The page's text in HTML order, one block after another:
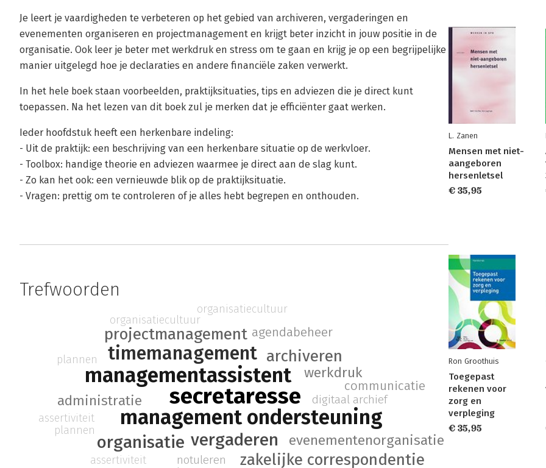
Je leert je vaardigheden te verbeteren op het gebied van archiveren, vergaderingen en
evenementen organiseren en projectmanagement en krijgt beter inzicht in jouw positie in de
organisatie. Ook leer je beter met werkdruk en stress om te gaan en krijg je op een begrijpelijke
manier uitgelegd hoe je declaraties en andere financiële zaken verwerkt.
In het hele boek staan voorbeelden, praktijksituaties, tips en adviezen die je direct kunt
toepassen. Na het lezen van dit boek zul je merken dat je efficiënter gaat werken.
Ieder hoofdstuk heeft een herkenbare indeling:
- Uit de praktijk: een beschrijving van een herkenbare situatie op de werkvloer.
- Toolbox: handige theorie en adviezen waarmee je direct aan de slag kunt.
- Zo kan het ook: een vernieuwde blik op de praktijksituatie.
- Vragen: prettig om te controleren of je alles hebt begrepen en onthouden.
Trefwoorden
secretaresse
management ondersteuning
managementassistent
timemanagement
vergaderen
organisatie
projectmanagement
zakelijke correspondentie
archiveren
werkdruk
evenementenorganisatie
administratie
agendabeheer
communicatie
digitaal archief
notuleren
assertiviteit
plannen
organisatiecultuur
assertiviteit
plannen
organisatiecultuur
L. Zanen
Mensen met niet-
aangeboren
hersenletsel
€ 35,95
Ron Groothuis
Toegepast
rekenen voor
zorg en
verpleging
€ 35,95